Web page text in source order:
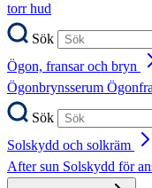
torr hud
Sök
Ögon, fransar och bryn
Ögonbrynsserum
Sök
Solskydd och solkräm
After sun Solskydd för